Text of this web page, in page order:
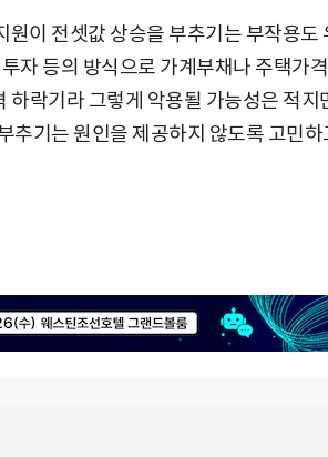
원이 전셋값 상승을 부추기는 부작용도
자 등의 방식으로 가계부채나 주택가
락기라 그렇게 악용될 가능성은 적지
추기는 원인을 제공하지 않도록 고민